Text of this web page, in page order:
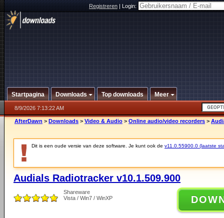
Registreren|Login:
Startpagina Downloads Top downloads Meer
8/9/2026 7:13:22 AM
AfterDawn > Downloads > Video & Audio > Online audio/video recorders >
Dit is een oude versie van deze software. Je kunt ook de v11.0.55900.0 (laatste
Audials Radiotracker v10.1.509.900
Shareware
Vista / Win7 / WinXP